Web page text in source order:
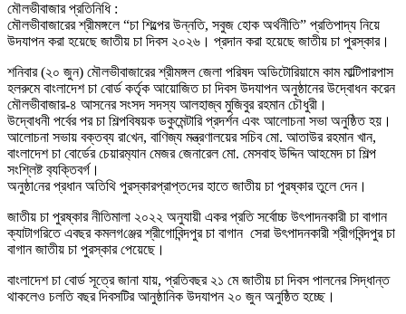
মৌলভীবাজার প্রতিনিধি :
মৌলভীবাজারের শ্রীমঙ্গলে “চা শিল্পের উন্নতি, সবুজ হোক অর্থনীতি” প্রতিপাদ্য নিয়ে
উদযাপন করা হয়েছে জাতীয় চা দিবস ২০২৬। প্রদান করা হয়েছে জাতীয় চা পুরস্কার।
শনিবার (২০ জুন) মৌলভীবাজারের শ্রীমঙ্গল জেলা পরিষদ অডিটোরিয়ামে কাম মাল্টিপারপাস
হলরুমে বাংলাদেশ চা বোর্ড কর্তৃক আয়োজিত চা দিবস উদযাপন অনুষ্ঠানের উদ্বোধন করেন
মৌলভীবাজার-৪ আসনের সংসদ সদস্য আলহাজ্ব মুজিবুর রহমান চৌধুরী।
উদ্বোধনী পর্বের পর চা শিল্পবিষয়ক ডকুমেন্টারি প্রদর্শন এবং আলোচনা সভা অনুষ্ঠিত হয়।
আলোচনা সভায় বক্তব্য রা‌খেন, বাণিজ্য মন্ত্রণালয়ের স‌চিব মো. আতাউর রহমান খান,
বাংলাদেশ চা বোর্ডের চেয়ারম‌্যান মেজর জেনারেল মো. মেসবাহ উদ্দিন আহমেদ চা‌ শিল্প
সং‌শ্লিষ্ট ব‌্যক্তিবর্গ।
অনুষ্ঠা‌নের প্রধান অতিথি পুরস্কারপ্রাপ্ত‌দের হাতে জাতীয় চা পুরষ্কার তুলে দেন।
জাতীয় চা পুরষ্কার নীতিমালা ২০২২ অনুযায়ী একর প্রতি সর্বোচ্চ উৎপাদনকারী চা বাগান
ক্যাটাগরিতে এবছর কমলগ‌ঞ্জের শ্রীগোবিন্দপুর চা বাগান সেরা উৎপাদনকারী শ্রীগবিন্দপুর চা
বাগান জাতীয় চা পুরস্কার পেয়েছে।
বাংলাদেশ চা বোর্ড সূত্রে জানা যায়, প্রতিবছর ২১ মে জাতীয় চা দিবস পালনের সিদ্ধান্ত
থাকলেও চলতি বছর দিবসটির আনুষ্ঠানিক উদযাপন ২০ জুন অনুষ্ঠিত হচ্ছে।